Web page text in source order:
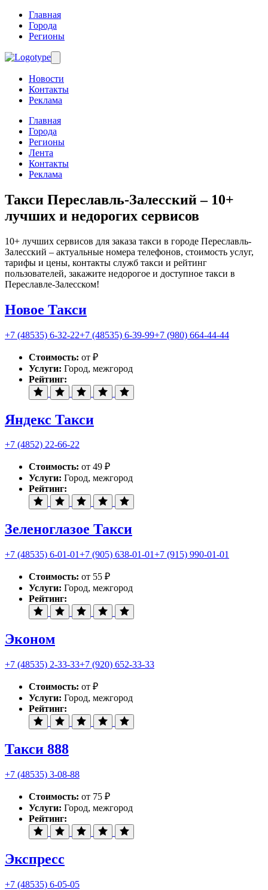
Главная
Города
Регионы
Новости
Контакты
Реклама
Главная
Города
Регионы
Лента
Контакты
Реклама
Такси Переславль-Залесский– 10+
лучших и недорогих сервисов
10+ лучших сервисов для заказа такси в городе Переславль-
Залесский – актуальные номера телефонов, стоимость услуг,
тарифы и цены, контакты служб такси и рейтинг
пользователей, закажите недорогое и доступное такси в
Переславле-Залесском!
Новое Такси
+7 (48535) 6-32-22+7 (48535) 6-39-99+7 (980) 664-44-44
Стоимость: от ₽
Услуги: Город, межгород
Рейтинг:
Яндекс Такси
+7 (4852) 22-66-22
Стоимость: от 49 ₽
Услуги: Город, межгород
Рейтинг:
Зеленоглазое Такси
+7 (48535) 6-01-01+7 (905) 638-01-01+7 (915) 990-01-01
Стоимость: от 55 ₽
Услуги: Город, межгород
Рейтинг:
Эконом
+7 (48535) 2-33-33+7 (920) 652-33-33
Стоимость: от ₽
Услуги: Город, межгород
Рейтинг:
Такси 888
+7 (48535) 3-08-88
Стоимость: от 75 ₽
Услуги: Город, межгород
Рейтинг:
Экспресс
+7 (48535) 6-05-05